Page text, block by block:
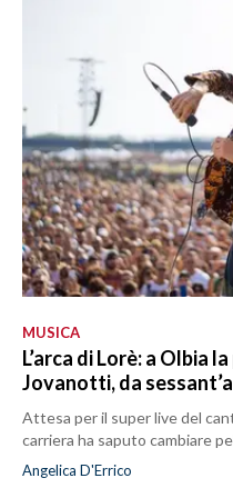
MUSICA
L’arca di Lorè: a Olbia
Jovanotti, da
Attesa per il super live del
carriera ha saputo cambiare
Angelica D'Errico